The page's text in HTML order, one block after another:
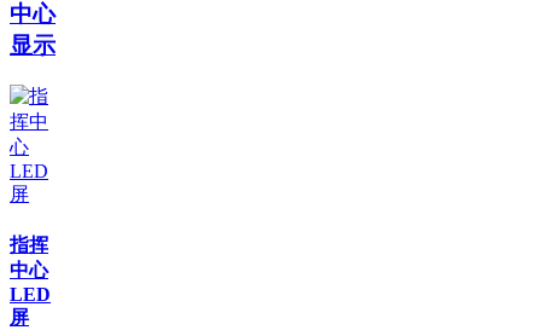
中心
显示
指挥
中心
LED
屏